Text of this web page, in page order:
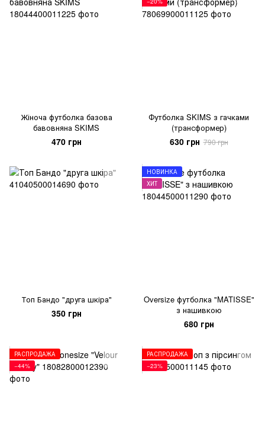
Жіноча футболка базова
бавовняна SKIMS
470 грн
Футболка SKIMS з гачками
(трансформер)
630 грн 790 грн
Топ Бандо "друга шкіра"
350 грн
НОВИНКА
ХИТ
Oversize футболка "MATISSE"
з нашивкою
680 грн
РАСПРОДАЖА
−44%
РАСПРОДАЖА
−23%